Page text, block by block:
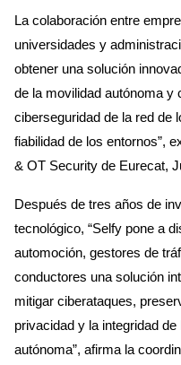
La colaboración entre
universidades y
obtener una solución
de la movilidad autónoma y
ciberseguridad de la red de
fiabilidad de los entornos”,
& OT Security de Eurecat,
Después de tres años de
tecnológico, “Selfy pone a
automoción, gestores de
conductores una solución
mitigar ciberataques,
privacidad y la integridad
autónoma”, afirma la